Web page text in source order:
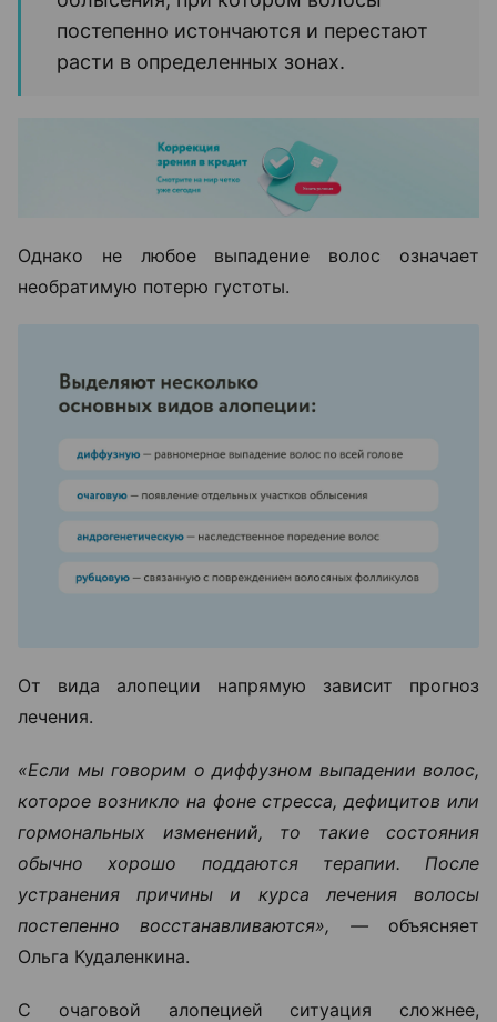
постепенно истончаются и перестают
расти в определенных зонах.
Однако не любое выпадение волос означает
необратимую потерю густоты.
От вида алопеции напрямую зависит прогноз
лечения.
«Если мы говорим о диффузном выпадении волос,
которое возникло на фоне стресса, дефицитов или
гормональных изменений, то такие состояния
обычно хорошо поддаются терапии. После
устранения причины и курса лечения волосы
постепенно восстанавливаются», —объясняет
Ольга Кудаленкина.
С очаговой алопецией ситуация сложнее,